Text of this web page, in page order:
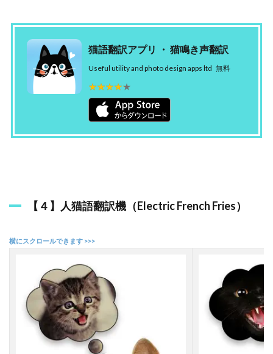
猫語翻訳アプリ ・ 猫鳴き声翻訳
Useful utility and photo design apps ltd 無料
★★★★★
★★★★★
【４】人猫語翻訳機（Electric French Fries）